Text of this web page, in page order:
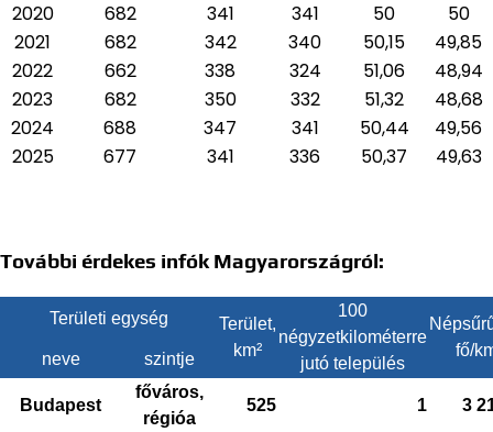
2020
682 341 341 50
50
2021
682 342 340 50,15
49,85
2022
662 338 324 51,06
48,94
2023
682 350 332 51,32
48,68
2024
688 347 341 50,44
49,56
2025
677 341 336 50,37 49,63
További érdekes infók Magyarországról:
Területi egység
Terület,
km²
100
négyzetkilométerre
jutó település
fő/
neve szintje
Budapest
főváros,
régióa
525 1 3